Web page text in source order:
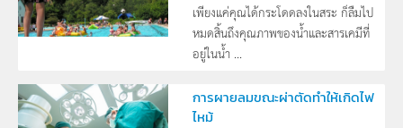
เพียงแค่คุณได้กระโดดลงในสระ ก็ลืมไป
หมดสิ้นถึงคุณภาพของน้ำและสารเคมีที่
อยู่ในน้ำ ...
การผายลมขณะผ่าตัดทำให้เกิดไฟ
ไหม้